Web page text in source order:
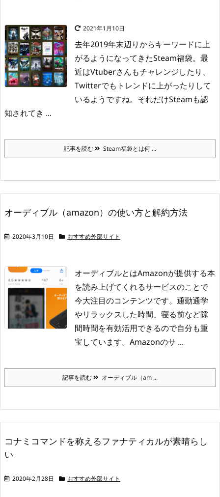
2021年1月10日
去年2019年末辺りからキーワードに上
がるようになってきたSteam福袋。 最
近はVtuberさんもチャレンジしたり、
Twitterでもトレンドに上がったりして
いるようですね。 それだけSteamも認
知されてき ...
記事を読む Steam福袋とは何 ...
オーディブル（amazon）の使い方と解約方法
2020年3月10日 おすすめ外部サイト
オーディブルとはAmazonが提供する本
を読み上げてくれるサービスのことで
今大注目のコンテンツです。 通勤通学
やリラックスした時間、寝る前など隙
間時間を有効活用できるので自分も重
宝しています。 Amazonのサ ...
記事を読む オーディブル（am ...
コナミコマンドを称えるファナティカルが素晴らし
い
2020年2月28日 おすすめ外部サイト